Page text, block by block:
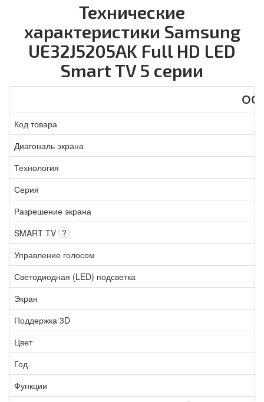
Технические
характеристики Samsung
UE32J5205AK Full HD LED
Smart TV 5 серии
Код товара
Диагональ экрана
Технология
Серия
Разрешение экрана
SMART TV ?
Управление голосом
Светодиодная (LED) подсветка
Экран
Поддержка 3D
Цвет
Год
Функции